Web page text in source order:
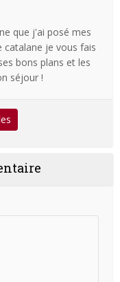
que j'ai posé mes
catalane je vous fais
bons plans et les
séjour !